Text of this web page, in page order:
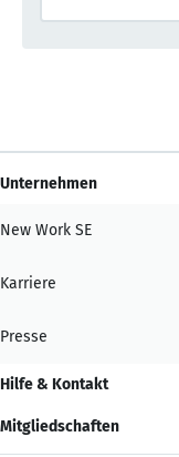
Unternehmen
New Work SE
Karriere
Presse
Hilfe & Kontakt
Mitgliedschaften